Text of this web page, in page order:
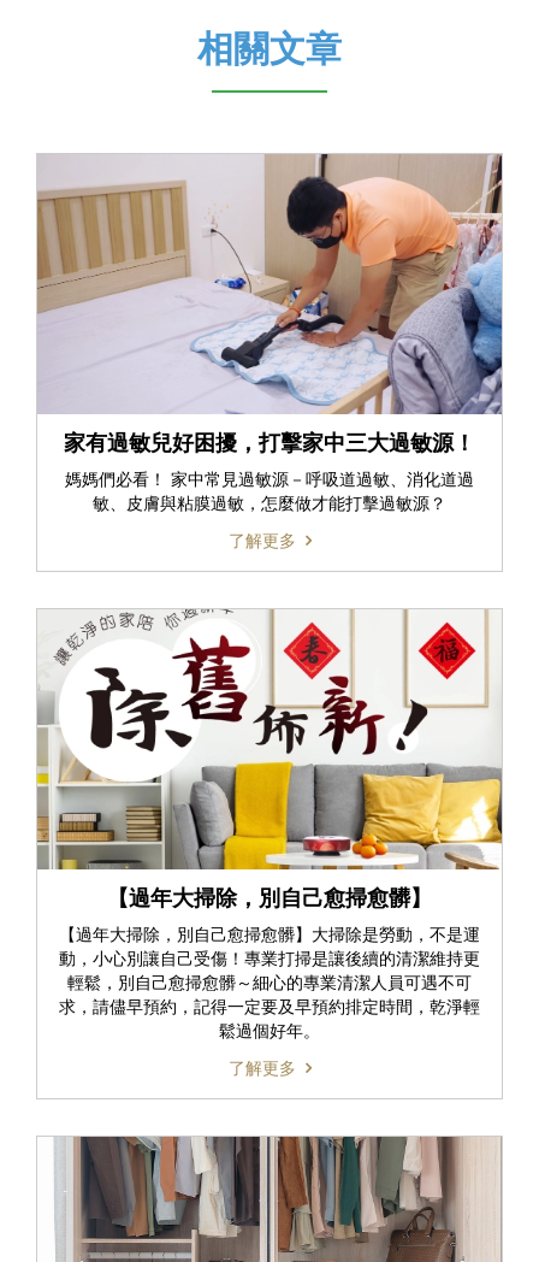
相關文章
家有過敏兒好困擾，打擊家中三大過敏源！
媽媽們必看！ 家中常見過敏源－呼吸道過敏、消化道過
敏、皮膚與粘膜過敏，怎麼做才能打擊過敏源？
了解更多
【過年大掃除，別自己愈掃愈髒】
【過年大掃除，別自己愈掃愈髒】大掃除是勞動，不是運
動，小心別讓自己受傷！專業打掃是讓後續的清潔維持更
輕鬆，別自己愈掃愈髒～細心的專業清潔人員可遇不可
求，請儘早預約，記得一定要及早預約排定時間，乾淨輕
鬆過個好年。
了解更多